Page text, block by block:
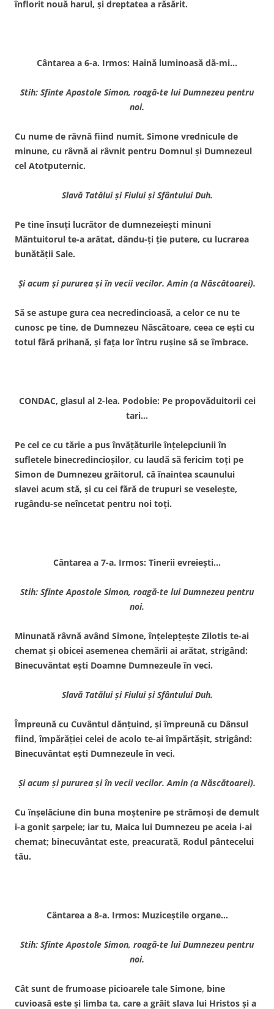
înflorit nouă harul, şi dreptatea a răsărit.
Cântarea a 6-a. Irmos: Haină luminoasă dă-mi…
Stih: Sfinte Apostole Simon, roagă-te lui Dumnezeu pentru
noi.
Cu nume de râvnă fiind numit, Simone vrednicule de
minune, cu râvnă ai râvnit pentru Domnul şi Dumnezeul
cel Atotputernic.
Slavă Tatălui şi Fiului şi Sfântului Duh.
Pe tine însuţi lucrător de dumnezeieşti minuni
Mântuitorul te-a arătat, dându-ţi ţie putere, cu lucrarea
bunătăţii Sale.
Şi acum şi pururea şi în vecii vecilor. Amin (a Născătoarei).
Să se astupe gura cea necredincioasă, a celor ce nu te
cunosc pe tine, de Dumnezeu Născătoare, ceea ce eşti cu
totul fără prihană, şi faţa lor întru ruşine să se îmbrace.
CONDAC, glasul al 2-lea. Podobie: Pe propovăduitorii cei
tari…
Pe cel ce cu tărie a pus învăţăturile înţelepciunii în
sufletele binecredincioşilor, cu laudă să fericim toţi pe
Simon de Dumnezeu grăitorul, că înaintea scaunului
slavei acum stă, şi cu cei fără de trupuri se veseleşte,
rugându-se neîncetat pentru noi toţi.
Cântarea a 7-a. Irmos: Tinerii evreieşti…
Stih: Sfinte Apostole Simon, roagă-te lui Dumnezeu pentru
noi.
Minunată râvnă având Simone, înţelepţeşte Zilotis te-ai
chemat şi obicei asemenea chemării ai arătat, strigând:
Binecuvântat eşti Doamne Dumnezeule în veci.
Slavă Tatălui şi Fiului şi Sfântului Duh.
Împreună cu Cuvântul dănţuind, şi împreună cu Dânsul
fiind, împărăţiei celei de acolo te-ai împărtăşit, strigând:
Binecuvântat eşti Dumnezeule în veci.
Şi acum şi pururea şi în vecii vecilor. Amin (a Născătoarei).
Cu înşelăciune din buna moştenire pe strămoşi de demult
i-a gonit şarpele; iar tu, Maica lui Dumnezeu pe aceia i-ai
chemat; binecuvântat este, preacurată, Rodul pântecelui
tău.
Cântarea a 8-a. Irmos: Muziceştile organe…
Stih: Sfinte Apostole Simon, roagă-te lui Dumnezeu pentru
noi.
Cât sunt de frumoase picioarele tale Simone, bine
cuvioasă este şi limba ta, care a grăit slava lui Hristos şi a